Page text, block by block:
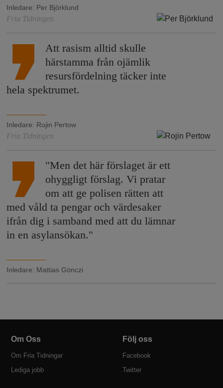
Inledare: Per Björklund
Fria Tidningen
Att rasism alltid skulle
härstamma från ojämlik
resursfördelning täcker inte
hela spektrumet.
Inledare: Rojin Pertow
Fria Tidningen
"Men det här förslaget är ett
ohyggligt förslag. Vi pratar
om att ge polisen rätten att
med våld ta pengar och värdesaker
ifrån dig i samband med att du lämnar
in en asylansökan."
Inledare: Mattias Gönczi
Om Oss
Om Fria Tidningar
Lediga jobb
Följ oss
Facebook
Twitter